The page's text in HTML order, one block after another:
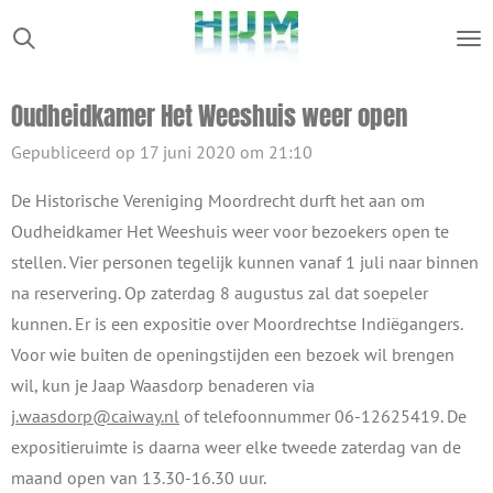
Ga
direct
hoofdinhoud
Oudheidkamer Het Weeshuis weer open
Gepubliceerd op 17 juni 2020 om 21:10
De Historische Vereniging Moordrecht durft het aan om
Oudheidkamer Het Weeshuis weer voor bezoekers open te
stellen. Vier personen tegelijk kunnen vanaf 1 juli naar binnen
na reservering. Op zaterdag 8 augustus zal dat soepeler
kunnen. Er is een expositie over Moordrechtse Indiëgangers.
Voor wie buiten de openingstijden een bezoek wil brengen
wil, kun je Jaap Waasdorp benaderen via
j.waasdorp@caiway.nl of telefoonnummer 06-12625419. De
expositieruimte is daarna weer elke tweede zaterdag van de
maand open van 13.30-16.30 uur.